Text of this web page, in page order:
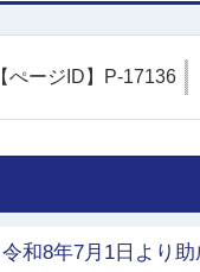
【ぺージID】 P-17136
和8年7月1日より助